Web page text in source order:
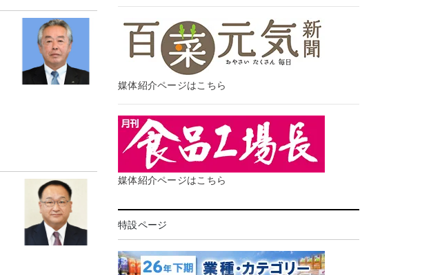
媒体紹介ページはこちら
媒体紹介ページはこちら
特設ページ